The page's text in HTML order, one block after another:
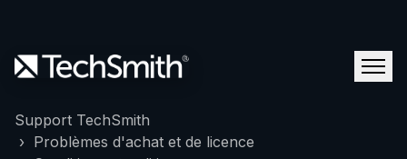
Support TechSmith
Problèmes d'achat et de licence